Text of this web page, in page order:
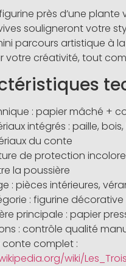
près d’une plante
souligneront votre
parcours artistique à
votre créativité, tout
: papier mâché +
intégrés : paille,
du conte
de protection
la poussière
: pièces intérieures,
: figurine
principale : papier
: contrôle qualité
conte complet :
wiki/